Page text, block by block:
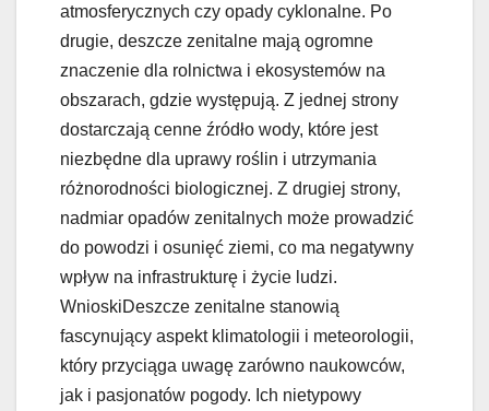
atmosferycznych czy opady cyklonalne. Po
drugie, deszcze zenitalne mają ogromne
znaczenie dla rolnictwa i ekosystemów na
obszarach, gdzie występują. Z jednej strony
dostarczają cenne źródło wody, które jest
niezbędne dla uprawy roślin i utrzymania
różnorodności biologicznej. Z drugiej strony,
nadmiar opadów zenitalnych może prowadzić
do powodzi i osunięć ziemi, co ma negatywny
wpływ na infrastrukturę i życie ludzi.
WnioskiDeszcze zenitalne stanowią
fascynujący aspekt klimatologii i meteorologii,
który przyciąga uwagę zarówno naukowców,
jak i pasjonatów pogody. Ich nietypowy